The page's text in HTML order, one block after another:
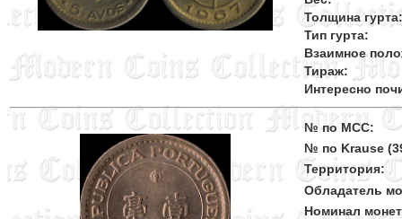
Толщина гурта:
Тип гурта:
Взаимное
Тираж:
Интересно
№ по MCC:
№ по Krause
Территория:
Обладатель
Номинал